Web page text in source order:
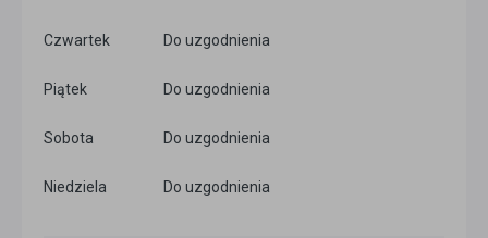
Czwartek Do uzgodnienia
Piątek Do uzgodnienia
Sobota Do uzgodnienia
Niedziela Do uzgodnienia